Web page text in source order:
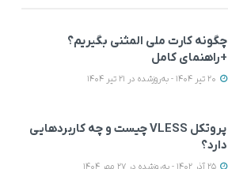
چگونه کارت ملی المثنی بگیریم؟
+راهنمای کامل
پروتکل VLESS چیست و چه کاربردهایی
دارد؟